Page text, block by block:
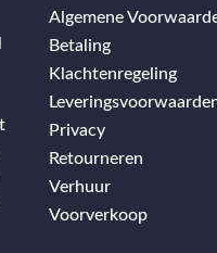
Algemene
Betaling
Klachtenregeling
Privacy
Retourneren
Verhuur
Voorverkoop